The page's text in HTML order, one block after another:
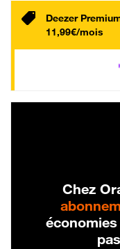
Deezer
11,99€/mois
Chez